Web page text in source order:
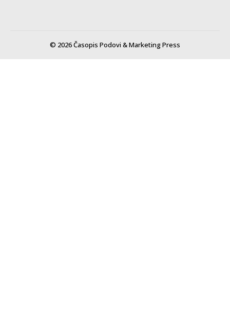
© 2026 Časopis Podovi & Marketing Press